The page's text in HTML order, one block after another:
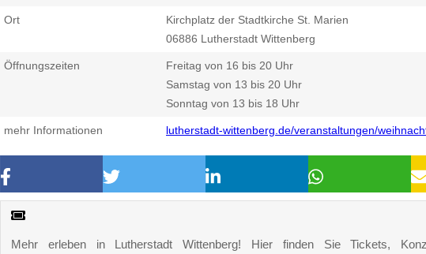
Ort
Kirchplatz der Stadtkirche St. Marien
06886 Lutherstadt Wittenberg
Öffnungszeiten
Freitag von 16 bis 20 Uhr
Samstag von 13 bis 20 Uhr
Sonntag von 13 bis 18 Uhr
mehr Informationen lutherstadt-wittenberg.de/veranstaltungen/
Mehr erleben in Lutherstadt Wittenberg! Hier finden Sie Tickets,